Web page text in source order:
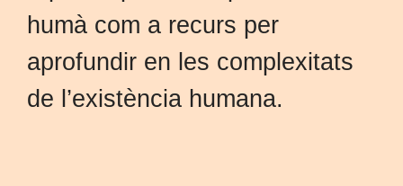
humà com a recurs per
aprofundir en les complexitats
de l’existència humana.